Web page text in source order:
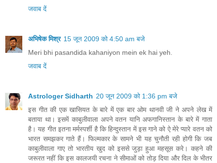
जवाब दें
अभिषेक मिश्र 15 जून 2009 को 4:50 am बजे
Meri bhi pasandida kahaniyon mein ek hai yeh.
जवाब दें
Astrologer Sidharth 20 जून 2009 को 1:36 pm बजे
इस गीत की एक खासियत के बारे में एक बार ओम थानवी जी ने अपने लेख में
बताया था। इसमें काबुलीवाला अपने वतन यानि अफगानिस्‍तान के बारे में गाता
है। यह गीत इतना मर्मस्‍पर्शी है कि हिन्‍दुस्‍तान में इस गाने को ऐ मेरे प्‍यारे वतन को
भारत समझकर गाते हैं। फिल्‍मकार के सामने भी यह चुनौती रही होगी कि जब
काबुलीवाला गाए तो भारतीय खुद को इससे जुड़ा हुआ महसूस करे। कहने की
जरूरत नहीं कि इस कालजयी रचना ने सीमाओं को तोड़ दिया और दिल के भीतर